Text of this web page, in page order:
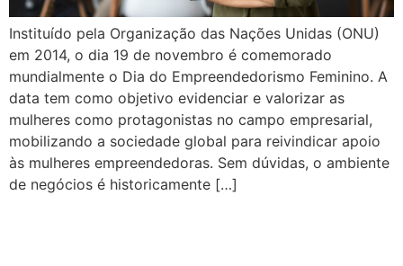
Instituído pela Organização das Nações Unidas (ONU)
em 2014, o dia 19 de novembro é comemorado
mundialmente o Dia do Empreendedorismo Feminino. A
data tem como objetivo evidenciar e valorizar as
mulheres como protagonistas no campo empresarial,
mobilizando a sociedade global para reivindicar apoio
às mulheres empreendedoras. Sem dúvidas, o ambiente
de negócios é historicamente […]